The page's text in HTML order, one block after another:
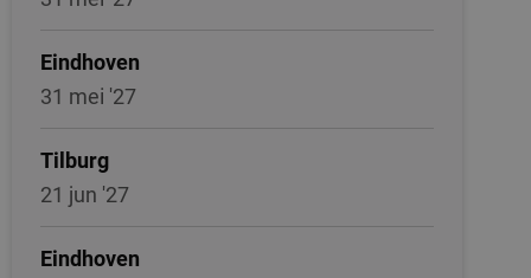
Eindhoven
31 mei '27
Tilburg
21 jun '27
Eindhoven